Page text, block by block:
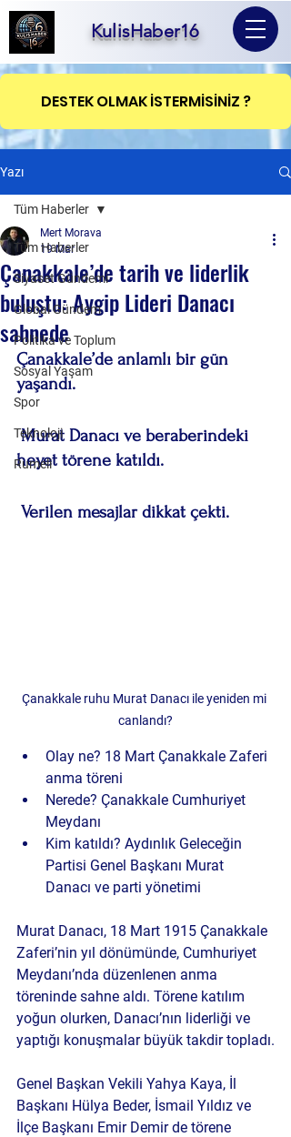
KulisHaber16
DESTEK OLMAK İSTERMİSİNİZ ?
Yazı
Tüm Haberler
Siyaset Gündemi
Global Gündem
Politika ve Toplum
Sosyal Yaşam
Spor
Teknoloji
Rumeli
Tüm Haberler
Çanakkale’de tarih ve liderlik
buluştu: Aygip Lideri Danacı
sahnede
Mert Morava
19 Mar
Çanakkale’de anlamlı bir gün
yaşandı.
Murat Danacı ve beraberindeki
heyet törene katıldı.
Verilen mesajlar dikkat çekti.
Çanakkale ruhu Murat Danacı ile yeniden mi
canlandı?
Olay ne? 18 Mart Çanakkale Zaferi
anma töreni
Nerede? Çanakkale Cumhuriyet
Meydanı
Kim katıldı? Aydınlık Geleceğin
Partisi Genel Başkanı Murat
Danacı ve parti yönetimi
Murat Danacı, 18 Mart 1915 Çanakkale
Zaferi’nin yıl dönümünde, Cumhuriyet
Meydanı’nda düzenlenen anma
töreninde sahne aldı. Törene katılım
yoğun olurken, Danacı’nın liderliği ve
yaptığı konuşmalar büyük takdir topladı.
Genel Başkan Vekili Yahya Kaya, İl
Başkanı Hülya Beder, İsmail Yıldız ve
İlçe Başkanı Emir Demir de törene